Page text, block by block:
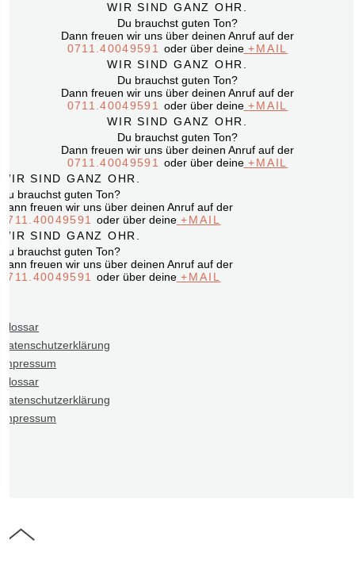
WIR SIND GANZ OHR.
Du brauchst guten Ton?
Dann freuen wir uns über deinen Anruf auf der
0711.40049591
oder über deine +MAIL
WIR SIND GANZ OHR.
Du brauchst guten Ton?
Dann freuen wir uns über deinen Anruf auf der
0711.40049591
oder über deine +MAIL
WIR SIND GANZ OHR.
Du brauchst guten Ton?
Dann freuen wir uns über deinen Anruf auf der
0711.40049591
oder über deine +MAIL
WIR SIND GANZ OHR.
Du brauchst guten Ton?
Dann freuen wir uns über deinen Anruf auf der
0711.40049591
oder über deine +MAIL
WIR SIND GANZ OHR.
Du brauchst guten Ton?
Dann freuen wir uns über deinen Anruf auf der
0711.40049591
oder über deine +MAIL
Glossar
Datenschutzerklärung
Impressum
Glossar
Datenschutzerklärung
Impressum